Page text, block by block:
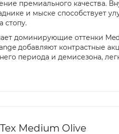
премиального качества.
и мыске способствует
стопу.
доминирующие оттенки
добавляют контрастные
периода и демисезона,
Medium Olive